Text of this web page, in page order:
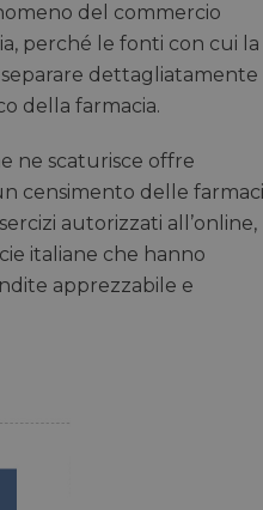
del commercio
perché le fonti con cui la
dettagliatamente
della farmacia.
ne scaturisce offre
censimento delle
autorizzati all’online,
italiane che hanno
apprezzabile e